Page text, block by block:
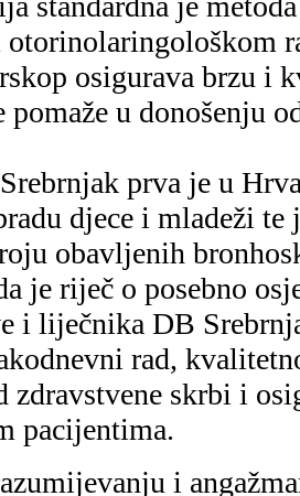
i
kvalitetu
endoskopsku
liste čekanja,
– rekao je dr.
smo ovom
zaštitu
iskreni doprinos
je prva u
su naša
mogućnostima,
rekao je Krešimir